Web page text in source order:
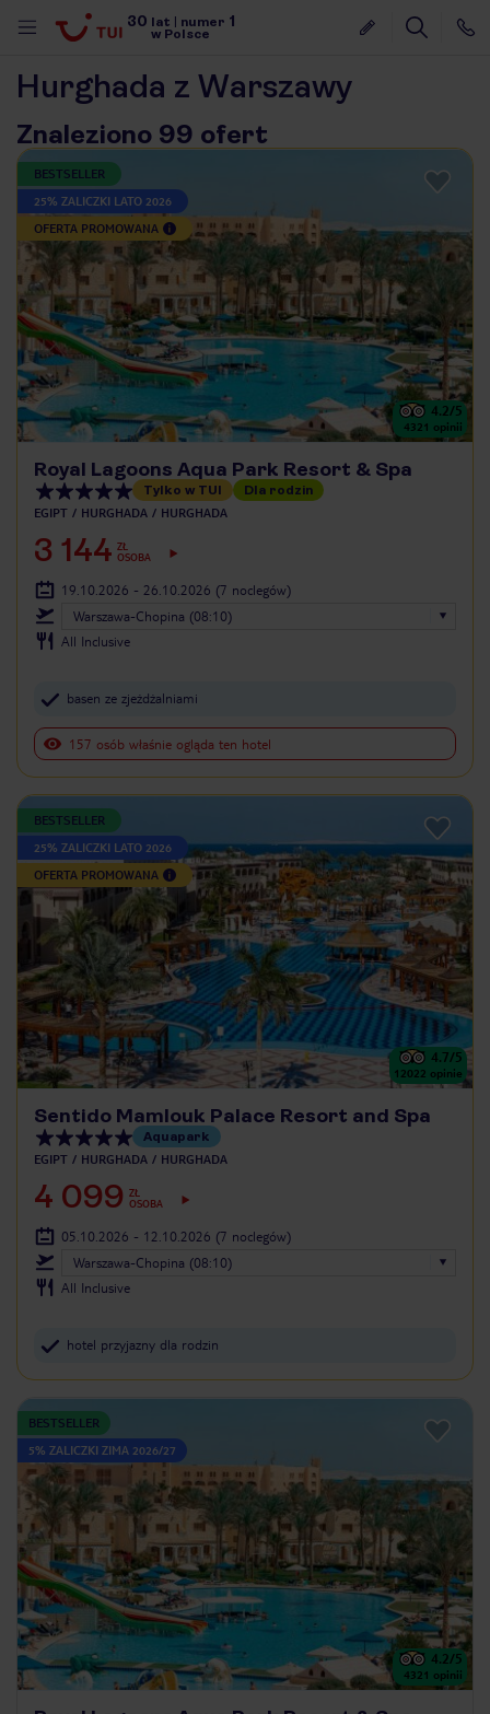
30 lat numer 1
w Polsce
Hurghada z Warszawy
Znaleziono 99 ofert
BESTSELLER
25% ZALICZKI LATO 2026
OFERTA PROMOWANA
4.2/5
4321 opinii
Royal Lagoons Aqua Park Resort & Spa
Tylko w TUI Dla rodzin
EGIPT HURGHADA HURGHADA
3 144 ZŁ
OSOBA
19.10.2026 - 26.10.2026 (7 noclegów)
Warszawa-Chopina (08:10)
All Inclusive
basen ze zjeżdżalniami
157 osób właśnie ogląda ten hotel
BESTSELLER
25% ZALICZKI LATO 2026
OFERTA PROMOWANA
4.7/5
12022 opinie
Sentido Mamlouk Palace Resort and Spa
Aquapark
EGIPT HURGHADA HURGHADA
4 099 ZŁ
OSOBA
05.10.2026 - 12.10.2026 (7 noclegów)
Warszawa-Chopina (08:10)
All Inclusive
hotel przyjazny dla rodzin
BESTSELLER
5% ZALICZKI ZIMA 2026/27
4.2/5
4321 opinii